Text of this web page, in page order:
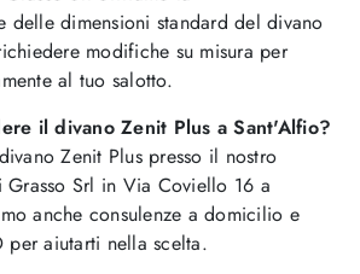
delle dimensioni standard del divano
modifiche su misura per
al tuo salotto.
il divano Zenit Plus a Sant'Alfio?
Zenit Plus presso il nostro
Grasso Srl in Via Coviello 16 a
anche consulenze a domicilio e
per aiutarti nella scelta.